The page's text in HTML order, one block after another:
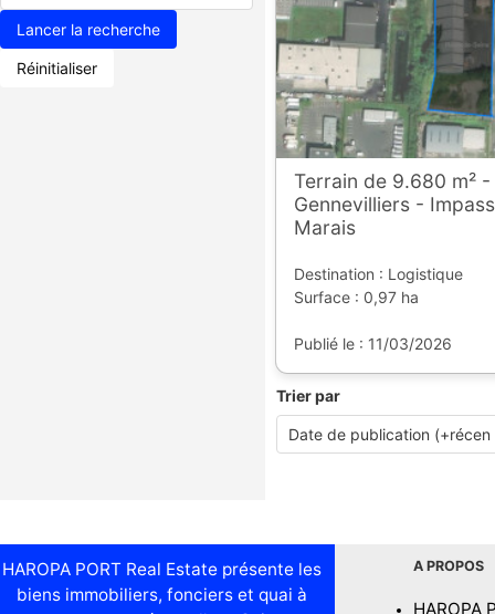
Réinitialiser
Terrain de 9.680 m²
Gennevilliers -
Marais
Destination : Logistique
Surface : 0,97 ha
Publié le : 11/03/2026
Trier par
HAROPA PORT Real Estate présente les
biens immobiliers, fonciers et quai à
A PROPOS
HAROPA